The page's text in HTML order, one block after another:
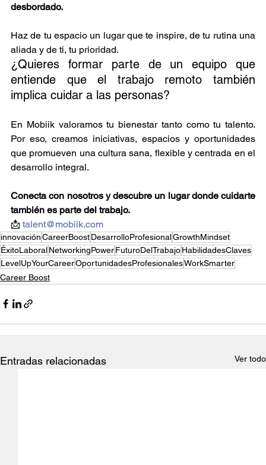
desbordado.
Haz de tu espacio un lugar que te inspire, de tu rutina una
aliada y de ti, tu prioridad.
¿Quieres formar parte de un equipo que
entiende que el trabajo remoto también
implica cuidar a las personas?
En Mobiik valoramos tu bienestar tanto como tu talento.
Por eso, creamos iniciativas, espacios y oportunidades
que promueven una cultura sana, flexible y centrada en el
desarrollo integral.
Conecta con nosotros y descubre un lugar donde cuidarte
también es parte del trabajo.
📩 talent@mobiik.com
innovaciónCareerBoostDesarrolloProfesionalGrowthMindset
ÉxitoLaboralNetworkingPowerFuturoDelTrabajoHabilidadesClaves
LevelUpYourCareerOportunidadesProfesionalesWorkSmarter
Career Boost
Entradas relacionadas Ver todo